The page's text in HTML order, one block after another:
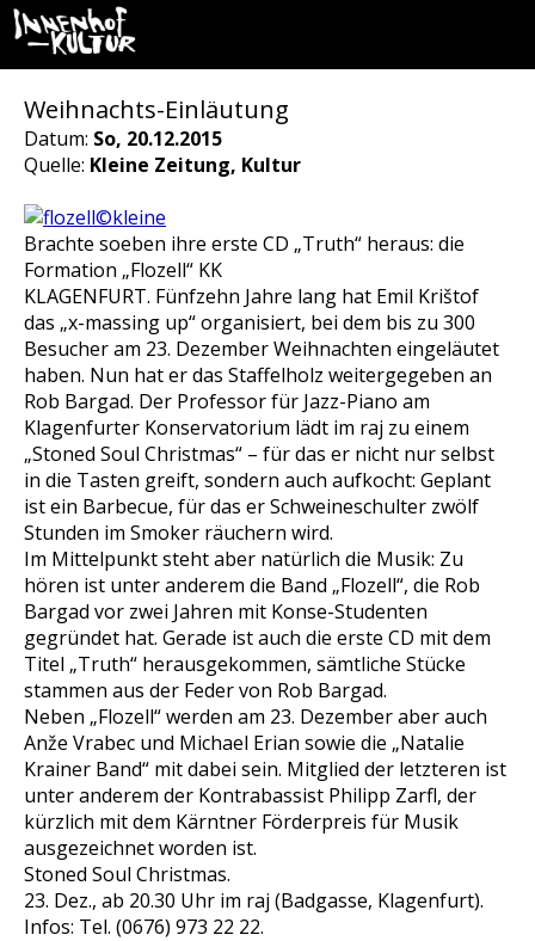
Weihnachts-Einläutung
Datum: So, 20.12.2015
Quelle: Kleine Zeitung, Kultur
Brachte soeben ihre erste CD „Truth“ heraus: die
Formation „Flozell“ KK
KLAGENFURT. Fünfzehn Jahre lang hat Emil Krištof
das „x-massing up“ organisiert, bei dem bis zu 300
Besucher am 23. Dezember Weihnachten eingeläutet
haben. Nun hat er das Staffelholz weitergegeben an
Rob Bargad. Der Professor für Jazz-Piano am
Klagenfurter Konservatorium lädt im raj zu einem
„Stoned Soul Christmas“ – für das er nicht nur selbst
in die Tasten greift, sondern auch aufkocht: Geplant
ist ein Barbecue, für das er Schweineschulter zwölf
Stunden im Smoker räuchern wird.
Im Mittelpunkt steht aber natürlich die Musik: Zu
hören ist unter anderem die Band „Flozell“, die Rob
Bargad vor zwei Jahren mit Konse-Studenten
gegründet hat. Gerade ist auch die erste CD mit dem
Titel „Truth“ herausgekommen, sämtliche Stücke
stammen aus der Feder von Rob Bargad.
Neben „Flozell“ werden am 23. Dezember aber auch
Anže Vrabec und Michael Erian sowie die „Natalie
Krainer Band“ mit dabei sein. Mitglied der letzteren ist
unter anderem der Kontrabassist Philipp Zarfl, der
kürzlich mit dem Kärntner Förderpreis für Musik
ausgezeichnet worden ist.
Stoned Soul Christmas.
23. Dez., ab 20.30 Uhr im raj (Badgasse, Klagenfurt).
Infos: Tel. (0676) 973 22 22.